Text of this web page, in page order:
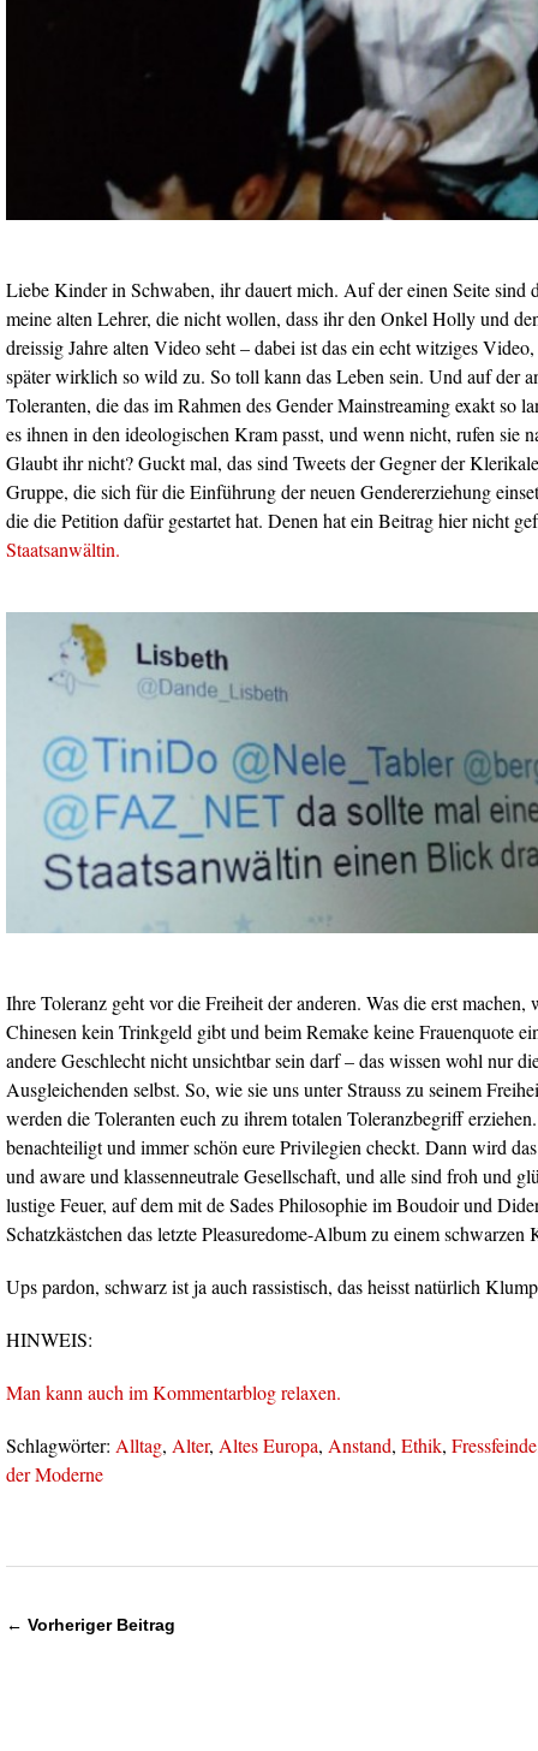
Liebe Kinder in Schwaben, ihr dauert mich. Auf der einen Seite sind
meine alten Lehrer, die nicht wollen, dass ihr den Onkel Holly und
dreissig Jahre alten Video seht – dabei ist das ein echt witziges
später wirklich so wild zu. So toll kann das Leben sein. Und auf der
Toleranten, die das im Rahmen des Gender Mainstreaming exakt so
es ihnen in den ideologischen Kram passt, und wenn nicht, rufen sie
Glaubt ihr nicht? Guckt mal, das sind Tweets der Gegner der
Gruppe, die sich für die Einführung der neuen Gendererziehung
die die Petition dafür gestartet hat. Denen hat ein Beitrag hier nicht
Staatsanwältin.
Ihre Toleranz geht vor die Freiheit der anderen. Was die erst
Chinesen kein Trinkgeld gibt und beim Remake keine Frauenquote
andere Geschlecht nicht unsichtbar sein darf – das wissen wohl nur
Ausgleichenden selbst. So, wie sie uns unter Strauss zu seinem
werden die Toleranten euch zu ihrem totalen Toleranzbegriff
benachteiligt und immer schön eure Privilegien checkt. Dann wird
und aware und klassenneutrale Gesellschaft, und alle sind froh und
lustige Feuer, auf dem mit de Sades Philosophie im Boudoir und
Schatzkästchen das letzte Pleasuredome-Album zu einem schwarzen
Ups pardon, schwarz ist ja auch rassistisch, das heisst natürlich
HINWEIS:
Man kann auch im Kommentarblog relaxen.
Schlagwörter: Alltag, Alter, Altes Europa, Anstand, Ethik, Fressfeinde
der Moderne
← Vorheriger Beitrag